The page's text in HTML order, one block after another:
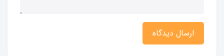
ارسال دیدگاه